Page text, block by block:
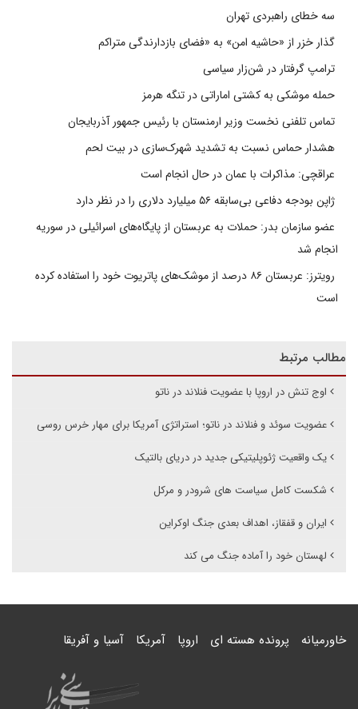
سه خطای راهبردی تهران
گذار خزر از «حاشیه امن» به «فضای بازدارندگی متراکم
ترامپ گرفتار در شن‌زار سیاسی
حمله موشکی به کشتی اماراتی در تنگه هرمز
تماس تلفنی نخست وزیر ارمنستان با رئیس جمهور آذربایجان
هشدار حماس نسبت به تشدید شهرک‌سازی در بیت‌ لحم
عراقچی: مذاکرات با عمان در حال انجام است
ژاپن بودجه دفاعی بی‌سابقه ۵۶ میلیارد دلاری را در نظر دارد
عضو سازمان بدر: حملات به عربستان از پایگاه‌های اسرائیلی در سوریه
انجام شد
رویترز: عربستان ۸۶ درصد از موشک‌های پاتریوت خود را استفاده کرده
است
مطالب مرتبط
اوج تنش در اروپا با عضویت فنلاند در ناتو
عضویت سوئد و فنلاند در ناتو؛ استراتژی آمریکا برای مهار خرس روسی
یک واقعیت ژئوپلیتیکی جدید در دریای بالتیک
شکست کامل سیاست های شرودر و مرکل
ایران و قفقاز، اهداف بعدی جنگ اوکراین
لهستان خود را آماده جنگ می کند
خاورمیانه پرونده هسته ای اروپا آمریکا آسیا و آفریقا